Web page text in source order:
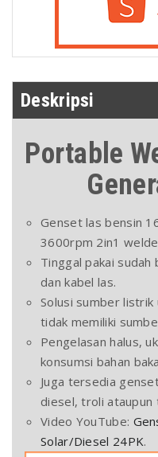
Deskripsi
Portable
Genset las bensin
3600rpm 2in1
Tinggal pakai
dan kabel las.
Solusi sumber listrik
tidak memiliki
Pengelasan halus,
konsumsi bahan
Juga tersedia
diesel, troli ataupun
Video YouTube:
Solar/Diesel 24PK.